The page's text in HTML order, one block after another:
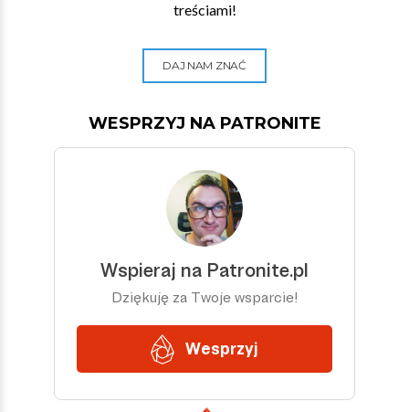
treściami!
DAJ NAM ZNAĆ
WESPRZYJ NA PATRONITE